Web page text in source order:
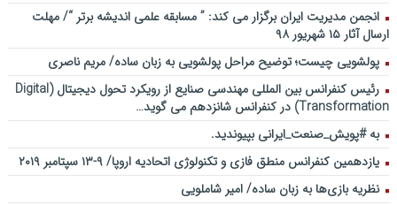
انجمن مدیریت ایران برگزار می کند: ” مسابقه علمی اندیشه برتر “/ مهلت
ارسال آثار ۱۵ شهریور ۹۸
پولشویی چیست؛ توضیح مراحل پولشویی به زبان ساده/ مریم ناصری
رئیس کنفرانس بین المللی مهندسی صنایع از رویکرد تحول دیجیتال (Digital
Transformation) در کنفرانس شانزدهم می گوید…
به #پویش_صنعت_ایرانی بپیوندید.
یازدهمین کنفرانس منطق فازی و تکنولوژی اتحادیه اروپا/ ۹-۱۳ سپتامبر ۲۰۱۹
نظریه بازی‌ها به زبان ساده/ امیر شاملویی